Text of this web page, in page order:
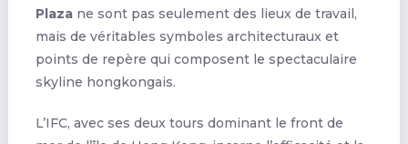
Plazane sont pas seulement des lieux de travail,
mais de véritables symboles architecturaux et
points de repère qui composent le spectaculaire
skyline hongkongais.
L’IFC, avec ses deux tours dominant le front de